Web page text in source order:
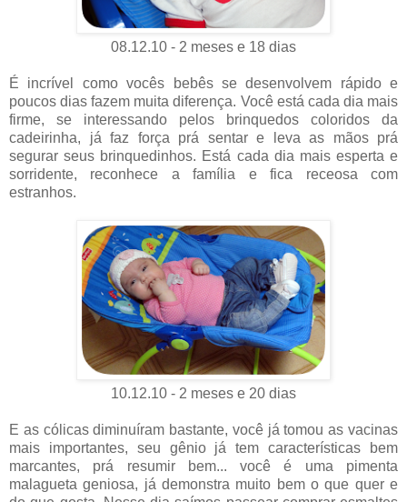
08.12.10 - 2 meses e 18 dias
É incrível como vocês bebês se desenvolvem rápido e
poucos dias fazem muita diferença. Você está cada dia mais
firme, se interessando pelos brinquedos coloridos da
cadeirinha, já faz força prá sentar e leva as mãos prá
segurar seus brinquedinhos. Está cada dia mais esperta e
sorridente, reconhece a família e fica receosa com
estranhos.
10.12.10 - 2 meses e 20 dias
E as cólicas diminuíram bastante, você já tomou as vacinas
mais importantes, seu gênio já tem características bem
marcantes, prá resumir bem... você é uma pimenta
malagueta geniosa, já demonstra muito bem o que quer e